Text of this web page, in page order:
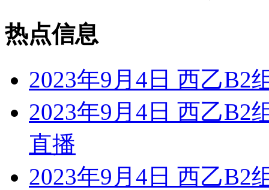
热点信息
2023年9月4日 西乙B2
2023年9月4日 西乙B2
直播
2023年9月4日 西乙B2